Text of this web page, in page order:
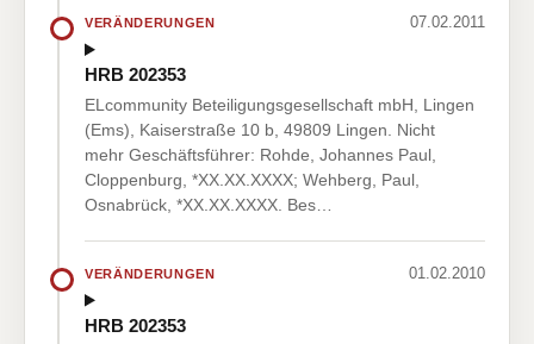
VERÄNDERUNGEN 07.02.2011
HRB 202353
ELcommunity Beteiligungsgesellschaft mbH, Lingen
(Ems), Kaiserstraße 10 b, 49809 Lingen. Nicht
mehr Geschäftsführer: Rohde, Johannes Paul,
Cloppenburg, *XX.XX.XXXX; Wehberg, Paul,
Osnabrück, *XX.XX.XXXX. Bes…
VERÄNDERUNGEN 01.02.2010
HRB 202353